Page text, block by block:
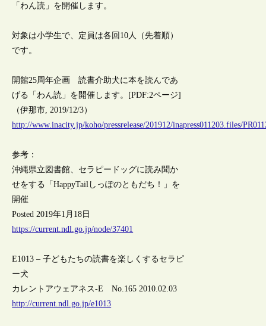
「わん読」を開催します。
対象は小学生で、定員は各回10人（先着順）
です。
開館25周年企画 読書介助犬に本を読んであ
げる「わん読」を開催します。[PDF:2ページ]
（伊那市, 2019/12/3）
http://www.inacity.jp/koho/pressrelease/201912/inapress011203.files/
参考：
沖縄県立図書館、セラピードッグに読み聞か
せをする「HappyTailしっぽのともだち！」を
開催
Posted 2019年1月18日
https://current.ndl.go.jp/node/37401
E1013 – 子どもたちの読書を楽しくするセラピ
ー犬
カレントアウェアネス-E No.165 2010.02.03
http://current.ndl.go.jp/e1013